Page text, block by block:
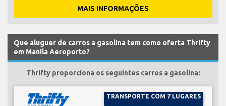
MAIS INFORMAÇÕES
Que aluguer de carros a gasolina tem como oferta Thrifty
em Manila Aeroporto?
Thrifty proporciona os seguintes carros a gasolina:
TRANSPORTE COM 7 LUGARES